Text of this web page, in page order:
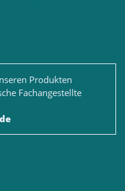
Produkten
Fachangestellte